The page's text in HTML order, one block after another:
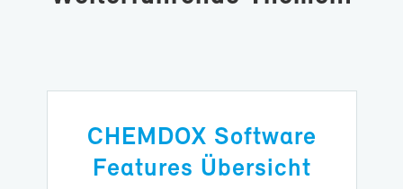
CHEM­DOX Soft­ware
Fea­tures Über­sicht